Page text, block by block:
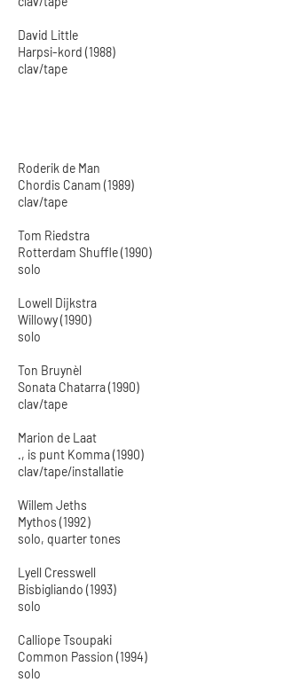
David Little
Harpsi-kord (1988)
clav/tape
Roderik de Man
Chordis Canam (1989)
clav/tape
Tom Riedstra
Rotterdam Shuffle (1990)
solo
Lowell Dijkstra
Willowy (1990)
solo
Ton Bruynèl
Sonata Chatarra (1990)
clav/tape
Marion de Laat
., is punt Komma (1990)
clav/tape/installatie
Willem Jeths
Mythos (1992)
solo, quarter tones
Lyell Cresswell
Bisbigliando (1993)
solo
Calliope Tsoupaki
Common Passion (1994)
solo